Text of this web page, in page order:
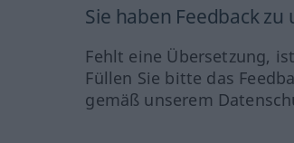
Sie haben Feedback
Fehlt eine Übersetzung,
Füllen Sie bitte das
gemäß unserem